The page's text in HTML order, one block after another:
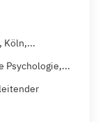
Köln,...
Psychologie,...